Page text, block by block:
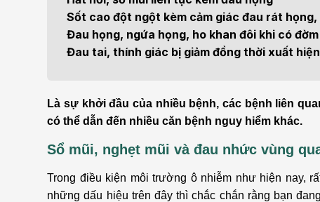
Thẩm mỹ
Tiêu hóa - Gan - Mật
Nội Tiết
cực
Ung
Vật
chức
Sốt cao đột ngột kèm cảm giác đau rát
Đau họng, ngứa họng, ho khan đôi khi có đờm
Đau tai, thính giác bị giảm đồng thời xuất
Là sự khởi đầu của nhiều bệnh, các bệnh liên
có thể dẫn đến nhiều căn bệnh nguy hiểm khác.
Sổ mũi, nghẹt mũi và đau nhức vùng
Trong điều kiện môi trường ô nhiễm như hiện nay,
những dấu hiệu trên đây thì chắc chắn rằng bạn